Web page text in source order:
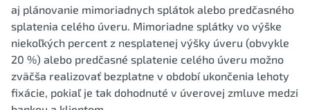
aj plánovanie mimoriadnych splátok alebo predčasného
splatenia celého úveru. Mimoriadne splátky vo výške
niekoľkých percent z nesplatenej výšky úveru (obvykle
20 %) alebo predčasné splatenie celého úveru možno
zväčša realizovať bezplatne v období ukončenia lehoty
fixácie, pokiaľ je tak dohodnuté v úverovej zmluve medzi